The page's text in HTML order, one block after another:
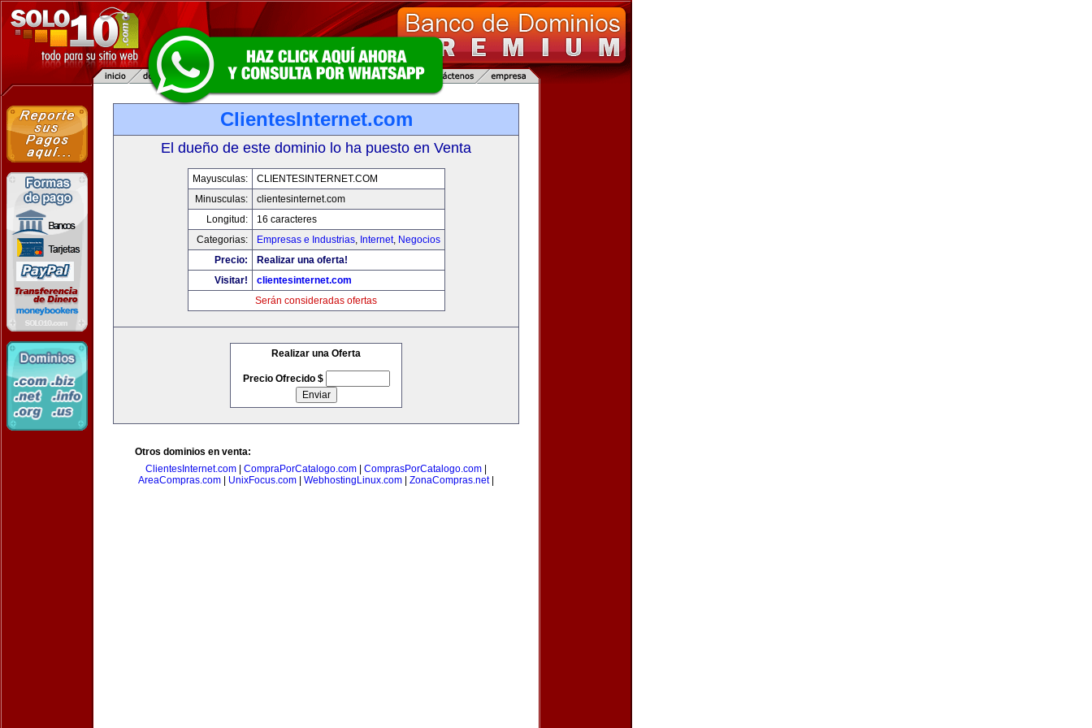
ClientesInternet.com
El dueño de este dominio lo ha puesto en Venta
Mayusculas:
CLIENTESINTERNET.COM
Minusculas:
clientesinternet.com
Longitud:
16 caracteres
Categorias:
Empresas e Industrias, Internet, Negocios
Precio:
Realizar una oferta!
Visitar!
clientesinternet.com
Serán consideradas ofertas
Realizar una Oferta
Precio Ofrecido $
Otros dominios en venta:
ClientesInternet.com
CompraPorCatalogo.com ComprasPorCatalogo.com
AreaCompras.com
UnixFocus.com WebhostingLinux.com ZonaCompras.net|